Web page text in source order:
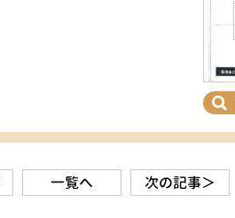
一覧へ 次の記事＞